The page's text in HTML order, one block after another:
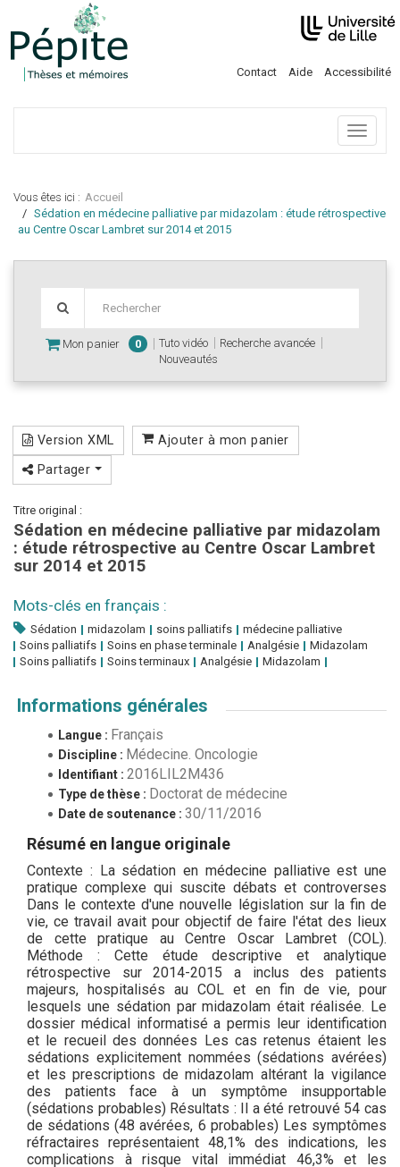
Contact Aide Accessibilité
Menu
Vous êtes ici : Accueil
Sédation en médecine palliative par midazolam : étude rétrospective
au Centre Oscar Lambret sur 2014 et 2015
Mon panier 0 Tuto vidéo
Recherche avancée
Nouveautés
Version XML Ajouter à mon panier
Partager
Titre original :
Sédation en médecine palliative par midazolam
: étude rétrospective au Centre Oscar Lambret
sur 2014 et 2015
Mots-clés en français :
Sédation midazolam soins palliatifs
médecine palliative
Soins palliatifs
Soins en phase terminale Analgésie
Midazolam
Soins palliatifs
Soins terminaux Analgésie Midazolam
Informations générales
Langue : Français
Discipline : Médecine. Oncologie
Identifiant : 2016LIL2M436
Type de thèse : Doctorat de médecine
Date de soutenance : 30/11/2016
Résumé en langue originale
Contexte : La sédation en médecine palliative est une
pratique complexe qui suscite débats et controverses
Dans le contexte d'une nouvelle législation sur la fin de
vie, ce travail avait pour objectif de faire l'état des lieux
de cette pratique au Centre Oscar Lambret (COL).
Méthode : Cette étude descriptive et analytique
rétrospective sur 2014-2015 a inclus des patients
majeurs, hospitalisés au COL et en fin de vie, pour
lesquels une sédation par midazolam était réalisée. Le
dossier médical informatisé a permis leur identification
et le recueil des données Les cas retenus étaient les
sédations explicitement nommées (sédations avérées)
et les prescriptions de midazolam altérant la vigilance
des patients face à un symptôme insupportable
(sédations probables) Résultats : Il a été retrouvé 54 cas
de sédations (48 avérées, 6 probables) Les symptômes
réfractaires représentaient 48,1% des indications, les
complications à risque vital immédiat 46,3% et les